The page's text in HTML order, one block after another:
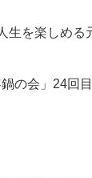
生を楽しめ
の会」24回目